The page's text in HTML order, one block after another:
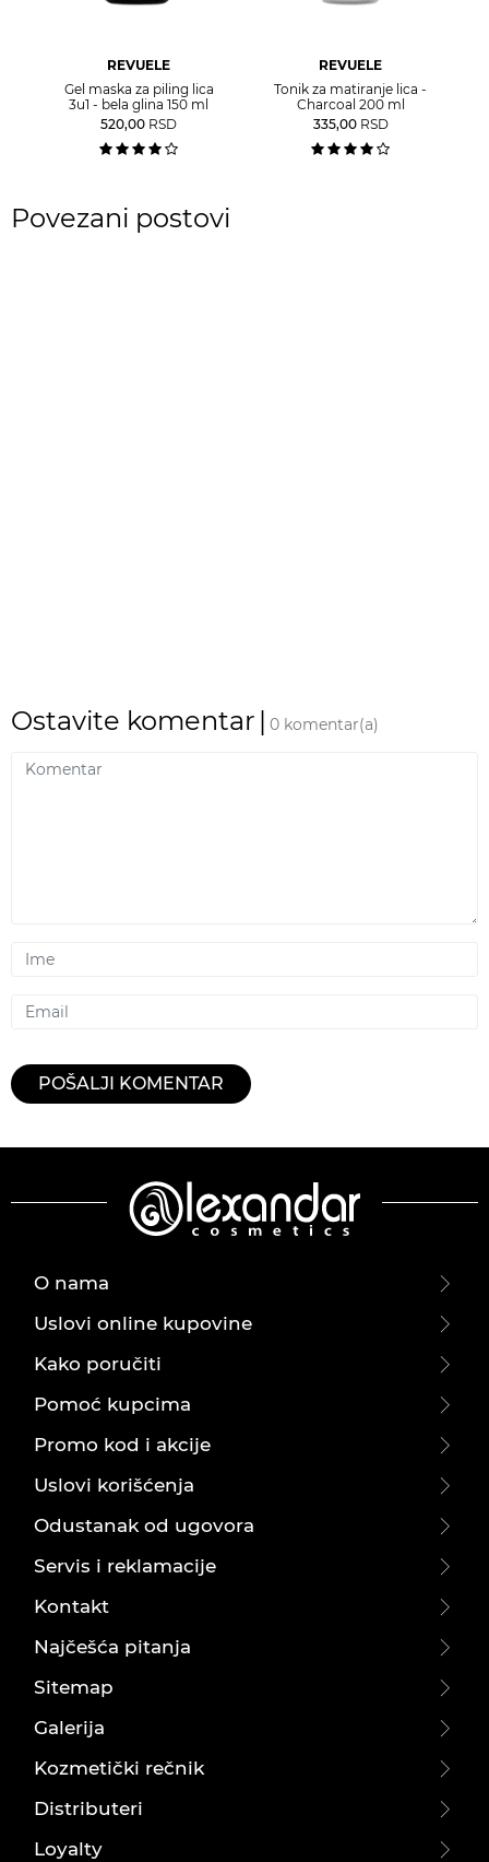
REVUELE
Gel maska za piling lica
3u1 - bela glina 150 ml
520,00 RSD
REVUELE
Tonik za matiranje lica -
Charcoal 200 ml
335,00 RSD
Povezani postovi
Ostavite komentar | 0 komentar(a)
Komentar
Ime
Email
POŠALJI KOMENTAR
O nama
Uslovi online kupovine
Kako poručiti
Pomoć kupcima
Promo kod i akcije
Uslovi korišćenja
Odustanak od ugovora
Servis i reklamacije
Kontakt
Najčešća pitanja
Sitemap
Galerija
Kozmetički rečnik
Distributeri
Loyalty